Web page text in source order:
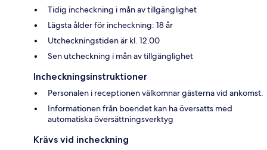
Tidig incheckning i mån av tillgänglighet
Lägsta ålder för incheckning: 18 år
Utcheckningstiden är kl. 12.00
Sen utcheckning i mån av tillgänglighet
Incheckningsinstruktioner
Personalen i receptionen välkomnar gästerna vid ankomst.
Informationen från boendet kan ha översatts med
automatiska översättningsverktyg
Krävs vid incheckning